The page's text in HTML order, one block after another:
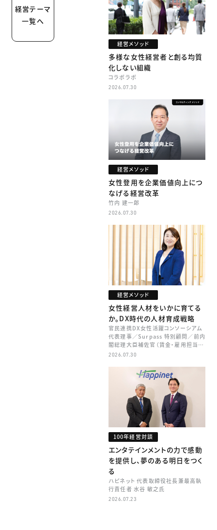
経営テーマ
一覧へ
経営メソッド
多様な女性経営者と創る均質
化しない組織
コラボラボ
2026.07.30
経営メソッド
女性登用を企業価値向上につ
なげる経営改革
竹内 建一郎
2026.07.30
経営メソッド
女性経営人材をいかに育てる
か。DX時代の人材育成戦略
官民連携DX女性活躍コンソーシアム
代表理事／Surpass 特別顧問／前内
閣総理大臣補佐官（賃金・雇用担当）
矢田 稚子
2026.07.30
100年経営対談
エンタテインメントの力で感動
を提供し、夢のある明日をつく
る
ハピネット 代表取締役社長兼最高執
行責任者 水谷 敏之氏
2026.07.23